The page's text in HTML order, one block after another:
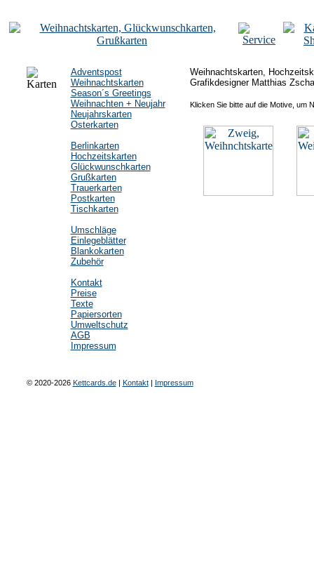
Adventspost
Weihnachtskarten
Season´s Greetings
Weihnachten + Neujahr
Neujahrskarten
Osterkarten
Berlinkarten
Hochzeitskarten
Glückwunschkarten
Grußkarten
Trauerkarten
Postkarten
Tischkarten
Umschläge
Einlegeblätter
Blankokarten
Zubehör
Kontakt
Preise
Texte
Papiersorten
Umweltschutz
AGB
Impressum
Weihnachtskarten,
Grafikdesigner Matthias
Klicken Sie bitte auf die Motive, um
© 2020-2026 Kettcards.de| Kontakt| Impressum